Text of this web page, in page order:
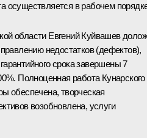
осуществляется в рабочем
области Евгений Куйвашев
недостатков (дефектов),
срока завершены 7
Полноценная работа Кунарского
обеспечена, творческая
возобновлена, услуги